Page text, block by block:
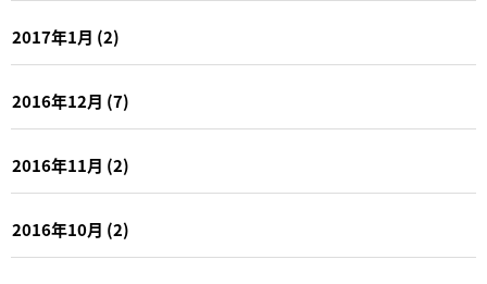
2017年1月 (2)
2016年12月 (7)
2016年11月 (2)
2016年10月 (2)